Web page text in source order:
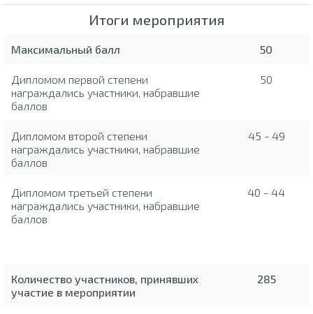
Итоги мероприятия
Максимальный балл 50
Дипломом первой степени
награждались участники, набравшие
баллов
50
Дипломом второй степени
награждались участники, набравшие
баллов
45 - 49
Дипломом третьей степени
награждались участники, набравшие
баллов
40 - 44
Количество участников, принявших
участие в мероприятии
285